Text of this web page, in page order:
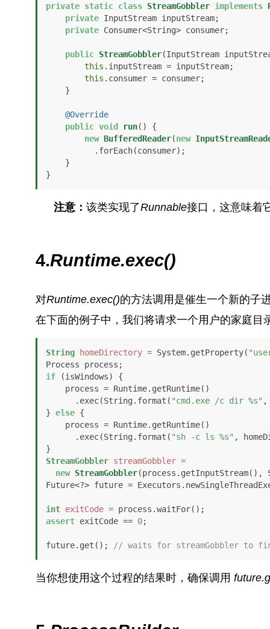
private static class StreamGobbler implements
private InputStream inputStream;
private Consumer<String> consumer;
public StreamGobbler(InputStream
this .inputStream = inputStream;
this .consumer = consumer;
@Override
public void run()
{
new BufferedReader(new
}
注意： 该类实现了Runnable接口，这意味着
4.Runtime.exec()
对Runtime.exec()的方法调用是催生一个新的子
在下面的例子中，我们将请求一个用户的家庭目
String homeDirectory = System.getProperty(
if (isWindows) {
      .exec(String.format(
"cmd.exe /c dir %s" ,
} else {
      .exec(String.format(
"sh -c ls %s" ,
StreamGobbler streamGobbler =
new StreamGobbler
Future<?> future =
int exitCode =
assert exitCode == 0;
future.get(); // waits for streamGobbler to
当你想使用这个过程的结果时，确保调用